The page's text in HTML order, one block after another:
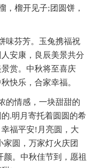
，榴开见子;团圆饼，
味芬芳。玉兔携福祝
安康，良辰美景共分
赏。中秋将至喜庆
快乐，合家幸福。
的情感，一块甜甜的
.明月寄托着圆圆的希
福平安!月亮圆，大
圆，万家灯火庆团
。中秋佳节到，愿祖